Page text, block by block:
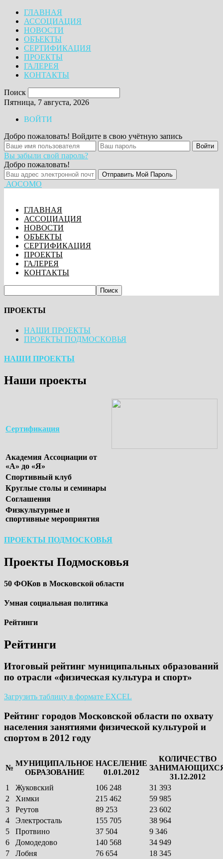
ГЛАВНАЯ
АССОЦИАЦИЯ
НОВОСТИ
ОБЪЕКТЫ
СЕРТИФИКАЦИЯ
ПРОЕКТЫ
ГАЛЕРЕЯ
КОНТАКТЫ
Поиск
Пятница, 7 августа, 2026
ВОЙТИ
Добро пожаловать! Войдите в свою учётную запись
Вы забыли свой пароль?
Добро пожаловать!
АОСОМО
ГЛАВНАЯ
АССОЦИАЦИЯ
НОВОСТИ
ОБЪЕКТЫ
СЕРТИФИКАЦИЯ
ПРОЕКТЫ
ГАЛЕРЕЯ
КОНТАКТЫ
ПРОЕКТЫ
НАШИ ПРОЕКТЫ
ПРОЕКТЫ ПОДМОСКОВЬЯ
НАШИ ПРОЕКТЫ
Наши проекты
Сертификация
Академия Ассоциации от
«А» до «Я»
Спортивный клуб
Круглые столы и семинары
Соглашения
Физкультурные и
спортивные мероприятия
ПРОЕКТЫ ПОДМОСКОВЬЯ
Проекты Подмосковья
50 ФОКов в Московской области
Умная социальная политика
Рейтинги
Рейтинги
Итоговый рейтинг муниципальных образований
по отрасли «физическая культура и спорт»
Загрузить таблицу в формате EXCEL
Рейтинг городов Московской области по охвату
населения занятиями физической культурой и
спортом в 2012 году
№
МУНИЦИПАЛЬНОЕ
ОБРАЗОВАНИЕ
НАСЕЛЕНИЕ
01.01.2012
КОЛИЧЕСТВО
31.12.2012
1
Жуковский 106 248
31 393
2
Химки 215 462
59 985
3
Реутов 89 253
23 602
4
Электросталь 155 705
38 964
5
Протвино 37 504
9 346
6
Домодедово 140 568
34 949
7
Лобня 76 654
18 345